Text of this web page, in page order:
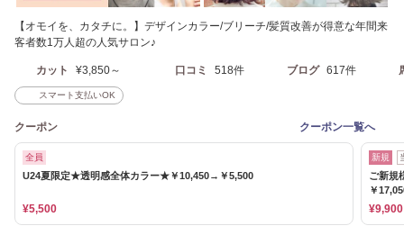
【オモイを、カタチに。】デザインカラー/ブリーチ/髪質改善が得意な年間来
客者数1万人超の人気サロン♪
カット ¥3,850～ 口コミ 518件 ブログ 617件
スマート支払いOK
クーポン クーポン一覧へ
全員
U24夏限定★透明感全体カラー★￥10,450→￥5,500
¥5,500
新規
ご新規
￥
¥9,900